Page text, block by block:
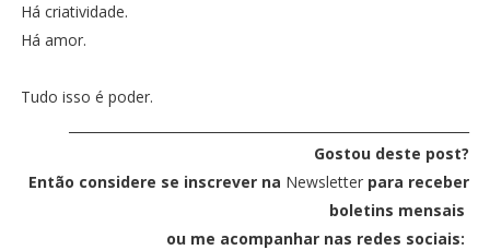
Há criatividade.
Há amor.
Tudo isso é poder.
Gostou deste post?
Então considere se inscrever na Newsletter para receber
boletins mensais
ou me acompanhar nas redes sociais: